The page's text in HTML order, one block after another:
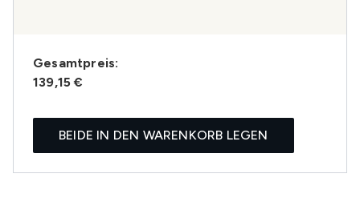
Gesamtpreis:
139,15 €
BEIDE IN DEN WARENKORB LEGEN